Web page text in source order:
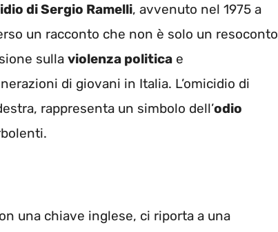
di Sergio Ramelli, avvenuto nel 1975 a
un racconto che non è solo un resoconto
sulla violenza politica e
di giovani in Italia. L’omicidio di
rappresenta un simbolo dell’odio
una chiave inglese, ci riporta a una